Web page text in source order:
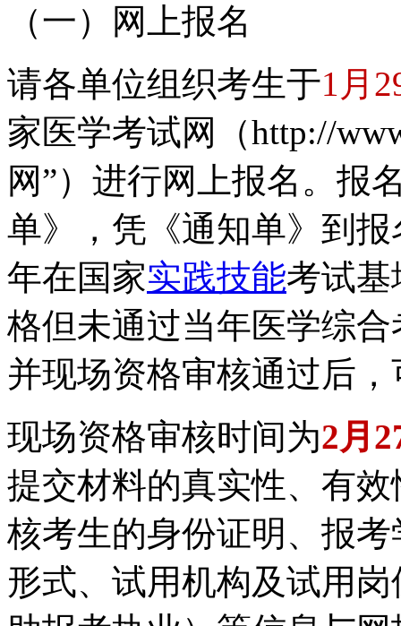
（一）网上报名
请各单位组织考生于1月
家医学考试网（http://
网”）进行网上报名。报
单》，凭《通知单》到
年在国家实践技能考试
格但未通过当年医学综
并现场资格审核通过后
现场资格审核时间为2月
提交材料的真实性、有
核考生的身份证明、报
形式、试用机构及试用